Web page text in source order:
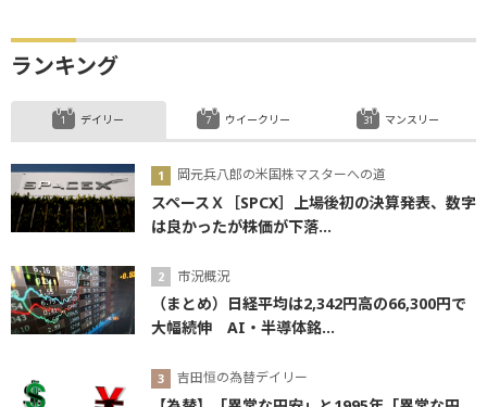
ランキング
デイリー
岡元兵八郎の米国株マスターへの道
スペースＸ［SPCX］上場後初の決算発表、数字
は良かったが株価が下落...
市況概況
（まとめ）日経平均は2,342円高の66,300円で
大幅続伸 AI・半導体銘...
吉田恒の為替デイリー
ウイークリー マンスリー